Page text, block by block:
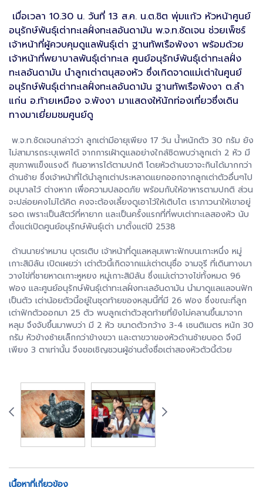
เมื่อเวลา 10.30 น. วันที่ 13 ส.ค. น.ต.ชิต พุ่มแก้ว หัวหน้าศูนย์
อนุรักษ์พันธุ์เต่าทะเลฝั่งทะเลอันดามัน พ.จ.ท.ชัดเจน ช่วยเพ็ชร์
เจ้าหน้าที่ผู้ควบคุมดูแลพันธุ์เต่า ฐานทัพเรือพังงา พร้อมด้วย
เจ้าหน้าที่พยาบาลพันธุ์เต่าทะเล ศูนย์อนุรักษ์พันธุ์เต่าทะเลฝั่ง
ทะเลอันดามัน นำลูกเต่าตนุสองหัว ซึ่งเกิดจาดแม่เต่าในศูนย์
อนุรักษ์พันธุ์เต่าทะเลฝั่งทะเลอันดามัน ฐานทัพเรือพังงา ต.ลำ
แก่น อ.ท้ายเหมือง จ.พังงา มาแสดงให้นักท่องเที่ยวซึ่งเดิน
ทางมาเยี่ยมชมศูนย์ดู
พ.จ.ท.ชัดเจนกล่าวว่า ลูกเต่ามีอายุเพียง 17 วัน น้ำหนักตัว 30 กรัม ยัง
ไม่สามารถระบุเพศได้ จากการเฝ้าดูแลอย่างใกล้ชิดพบว่าลูกเต่า 2 หัว มี
สุขภาพแข็งแรงดี กินอาหารได้ตามปกติ โดยหัวด้านขวาจะกินได้มากกว่า
ด้านซ้าย ซึ่งเจ้าหน้าที่ได้นำลูกเต่าประหลาดแยกออกจากลูกเต่าตัวอื่นๆไป
อนุบาลไว้ ต่างหาก เพื่อความปลอดภัย พร้อมกับให้อาหารตามปกติ ส่วน
จะปล่อยคงไม่ได้คิด คงจะต้องเลี้ยงดูเอาไว้ให้เติบโต เราภาวนาให้เขาอยู่
รอด เพราะเป็นสัตว์ที่หายาก และเป็นครั้งแรกที่ที่พบเต่าทะเลสองหัว นับ
ตั้งแต่เปิดศูนย์อนุรักษ์พันธุ์เต่า มาตั้งแต่ปี 2538
ด้านนายร่าหมาน บุตรเติบ เจ้าหน้าที่ดูแลหลุมเพาะฟักบนเกาะหนึ่ง หมู่
เกาะสิมิลัน เปิดเผยว่า เต่าตัวนี้เกิดจากแม่เต่าตนุชื่อ จามจุรี ที่เดินทางมา
วางไข่ที่ชายหาดเกาะหูหยง หมู่เกาะสิมิลัน ซึ่งแม่เต่าวางไข่ทั้งหมด 96
ฟอง และศูนย์อนุรักษ์พันธุ์เต่าทะเลฝั่งทะเลอันดามัน นำมาดูแลแลจนฟัก
เป็นตัว เต่าน้อยตัวนี้อยู่ในชุดท้ายของหลุมนี้ที่มี 26 ฟอง ซึ่งขณะที่ลูก
เต่าฟักตัวออกมา 25 ตัว พบลูกเต่าตัวสุดท้ายที่ยังไม่คลานขึ้นมาจาก
หลุม จึงจับขึ้นมาพบว่า มี 2 หัว ขนาดตัวกว้าง 3-4 เซนติเมตร หนัก 30
กรัม หัวข้างซ้ายเล็กกว่าข้างขวา และตาขวาของหัวด้านซ้ายบอด จึงมี
เพียง 3 ตาเท่านั้น จึงขอเชิญชวนผู้อ่านตั้งชื่อเต่าสองหัวตัวนี้ด้วย
เนื้อหาที่เกี่ยวข้อง